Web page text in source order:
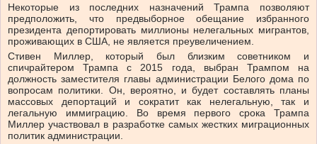
Некоторые из последних назначений Трампа позволяют
предположить, что предвыборное обещание избранного
президента депортировать миллионы нелегальных мигрантов,
проживающих в США, не является преувеличением.
Стивен Миллер, который был близким советником и
спичрайтером Трампа с 2015 года, выбран Трампом на
должность заместителя главы администрации Белого дома по
вопросам политики. Он, вероятно, и будет составлять планы
массовых депортаций и сократит как нелегальную, так и
легальную иммиграцию. Во время первого срока Трампа
Миллер участвовал в разработке самых жестких миграционных
политик администрации.